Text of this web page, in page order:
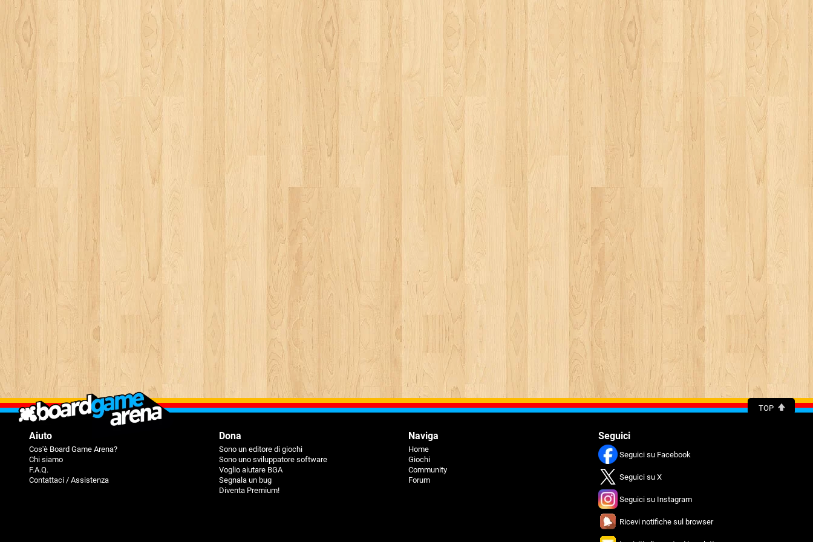
TOP
Aiuto
Cos'è Board Game Arena?
Chi siamo
F.A.Q.
Contattaci / Assistenza
Dona
Sono un editore di giochi
Sono uno sviluppatore software
Voglio aiutare BGA
Segnala un bug
Diventa Premium!
Naviga
Home
Giochi
Community
Forum
Seguici
Seguici su Facebook
Seguici su X
Seguici su Instagram
Ricevi notifiche sul browser